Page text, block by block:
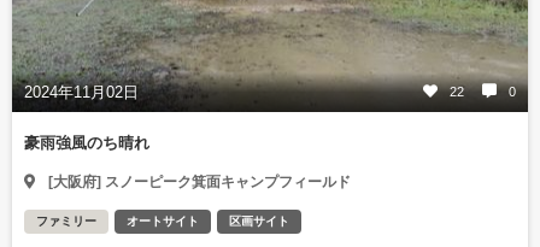
2024年11月02日 22 0
豪雨強風のち晴れ
[大阪府] スノーピーク箕面キャンプフィールド
ファミリー オートサイト 区画サイト